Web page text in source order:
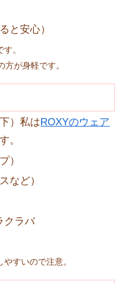
と安心）
。
が身軽です。
）私はROXYのウェア
。
）
など）
クラバ
すいので注意。